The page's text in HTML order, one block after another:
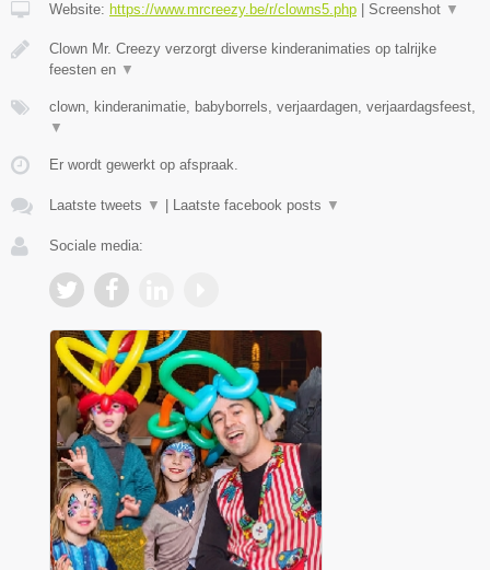
Website: https://www.mrcreezy.be/r/clowns5.php Screenshot ▼
Clown Mr. Creezy verzorgt diverse kinderanimaties op talrijke
feesten en ▼
clown, kinderanimatie, babyborrels, verjaardagen, verjaardagsfeest,
▼
Er wordt gewerkt op afspraak.
Laatste tweets ▼ Laatste facebook posts ▼
Sociale media: